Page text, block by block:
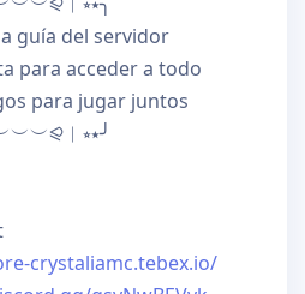
guía del servidor
para acceder a todo
para jugar juntos
crystaliamc.tebex.io/